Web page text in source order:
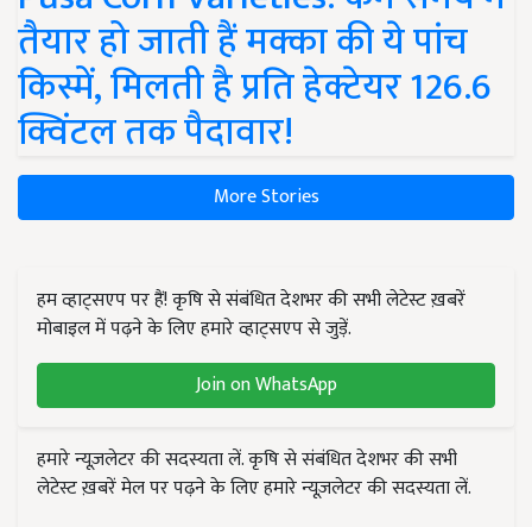
तैयार हो जाती हैं मक्का की ये पांच
किस्में, मिलती है प्रति हेक्टेयर 126.6
क्विंटल तक पैदावार!
More Stories
हम व्हाट्सएप पर हैं! कृषि से संबंधित देशभर की सभी लेटेस्ट ख़बरें
मोबाइल में पढ़ने के लिए हमारे व्हाट्सएप से जुड़ें.
Join on WhatsApp
हमारे न्यूज़लेटर की सदस्यता लें. कृषि से संबंधित देशभर की सभी
लेटेस्ट ख़बरें मेल पर पढ़ने के लिए हमारे न्यूज़लेटर की सदस्यता लें.